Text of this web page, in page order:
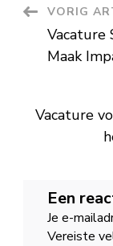
VORIG
Vacature
Maak
Vacature
Een
Je e-
Vereiste